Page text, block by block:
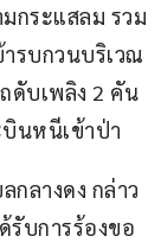
กระแสลม รวม
รบกวนบริเวณ
ดับเพลิง 2 คัน
นหนีเข้าป่า
กลางดง กล่าว
รับการร้องขอ